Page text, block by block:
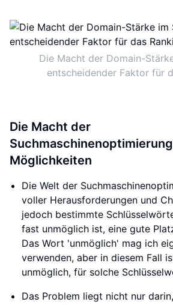
Die Macht der Domain-
entscheidender Faktor für
Die Macht der
Möglichkeiten
Die Welt der
voller Herausforderungen und
jedoch bestimmte
fast unmöglich ist, eine gute
Das Wort 'unmöglich' mag ich
verwenden, aber in diesem Fall
unmöglich, für solche
Das Problem liegt nicht nur